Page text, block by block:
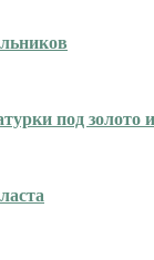
под золото